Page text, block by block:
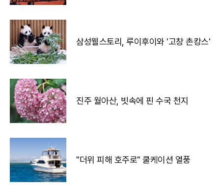
삼성웰스토리, 루이후이와 '고창 촌캉스'
진주 월아산, 빗속에 핀 수국 천지
"더위 피해 호주로" 쿨케이션 열풍